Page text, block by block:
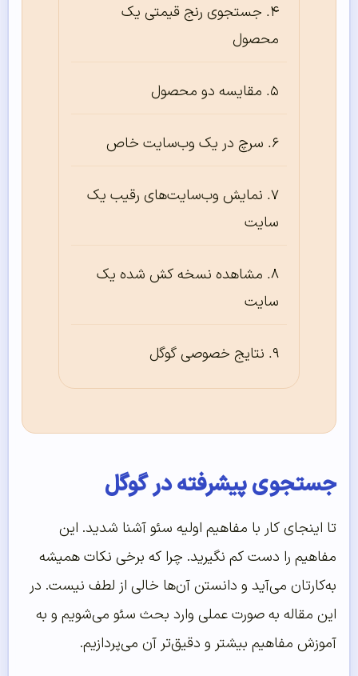
جستجوی رنج قیمتی یک
محصول
مقایسه دو محصول
سرچ در یک وب‌سایت خاص
نمایش وب‌سایت‌های رقیب یک
سایت
مشاهده نسخه کش شده یک
سایت
نتایج خصوصی گوگل
جستجوی پیشرفته در گوگل
تا اینجای کار با مفاهیم اولیه سئو آشنا شدید. این
مفاهیم را دست کم نگیرید. چرا که برخی نکات همیشه
به‌کارتان می‌آید و دانستن آن‌ها خالی از لطف نیست. در
این مقاله به صورت عملی وارد بحث سئو می‌شویم و به
آموزش مفاهیم بیشتر و دقیق‌تر آن می‌پردازیم.